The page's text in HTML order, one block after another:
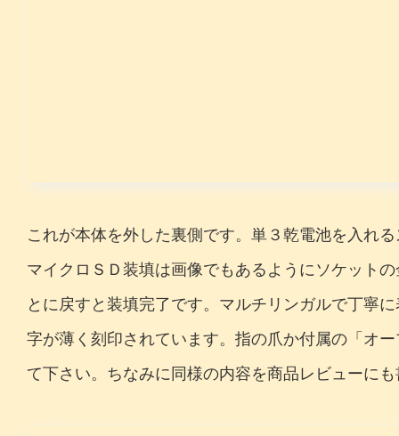
これが本体を外した裏側です。単３乾電池を入れ
マイクロＳＤ装填は画像でもあるようにソケット
とに戻すと装填完了です。マルチリンガルで丁寧
字が薄く刻印されています。指の爪か付属の「オ
て下さい。ちなみに同様の内容を商品レビューに